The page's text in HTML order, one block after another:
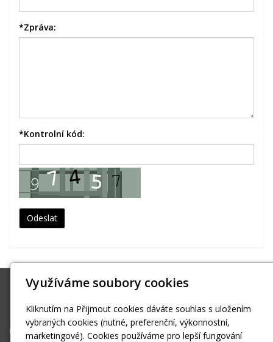
*Zpráva:
*Kontrolní kód:
Pavel Fedor
pavez4@volny.cz
Úvodní stránka
Využíváme soubory cookies
Kliknutím na Přijmout cookies dáváte souhlas s uložením
vybraných cookies (nutné, preferenční, výkonnostní,
marketingové). Cookies používáme pro lepší fungování